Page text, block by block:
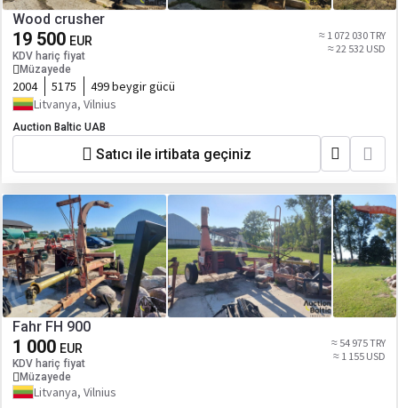
Wood crusher
19 500 EUR
KDV hariç fiyat
Müzayede
≈ 1 072 030 TRY
≈ 22 532 USD
2004 5175
499 beygir gücü
Litvanya, Vilnius
Auction Baltic UAB
Satıcı ile irtibata geçiniz
Fahr FH 900
1 000 EUR
KDV hariç fiyat
Müzayede
≈ 54 975 TRY
≈ 1 155 USD
Litvanya, Vilnius